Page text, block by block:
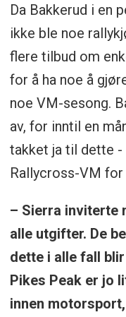
Da Bakkerud i en
ikke ble noe
flere tilbud om
for å ha noe å
noe VM-sesong.
av, for inntil en
takket ja til dette
Rallycross-VM for
– Sierra inviterte
alle utgifter. De
dette i alle fall
Pikes Peak er jo
innen